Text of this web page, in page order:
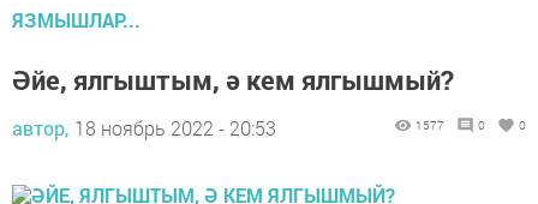
ЯЗМЫШЛАР...
Әйе, ялгыштым, ә кем ялгышмый?
автор, 18 ноябрь 2022 - 20:53 1577 0 0